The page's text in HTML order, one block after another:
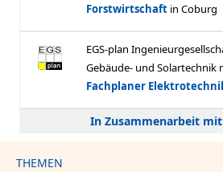
In Zusammenarbeit mit
THEMEN